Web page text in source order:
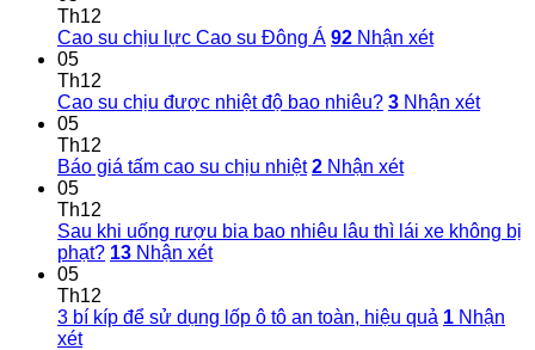
Th12
Cao su chịu lực Cao su Đông Á 92 Nhận xét
05
Th12
Cao su chịu được nhiệt độ bao nhiêu? 3 Nhận xét
05
Th12
Báo giá tấm cao su chịu nhiệt 2 Nhận xét
05
Th12
Sau khi uống rượu bia bao nhiêu lâu thì lái xe không bị
phạt? 13 Nhận xét
05
Th12
3 bí kíp để sử dụng lốp ô tô an toàn, hiệu quả 1 Nhận
xét